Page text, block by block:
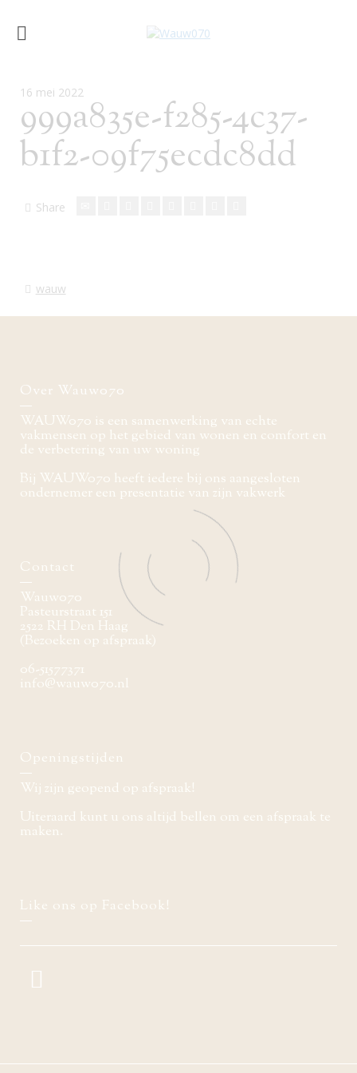
16 mei 2022
999a835e-f285-4c37-
b1f2-09f75ecdc8dd
Share
wauw
Over Wauw070
WAUW070 is een samenwerking van echte
vakmensen op het gebied van wonen en comfort en
de verbetering van uw woning
Bij WAUW070 heeft iedere bij ons aangesloten
ondernemer een presentatie van zijn vakwerk
Contact
Wauw070
Pasteurstraat 151
2522 RH Den Haag
(Bezoeken op afspraak)
06-51577371
info@wauw070.nl
Openingstijden
Wij zijn geopend op afspraak!
Uiteraard kunt u ons altijd bellen om een afspraak te
maken.
Like ons op Facebook!